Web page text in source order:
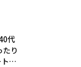
代
り
メ